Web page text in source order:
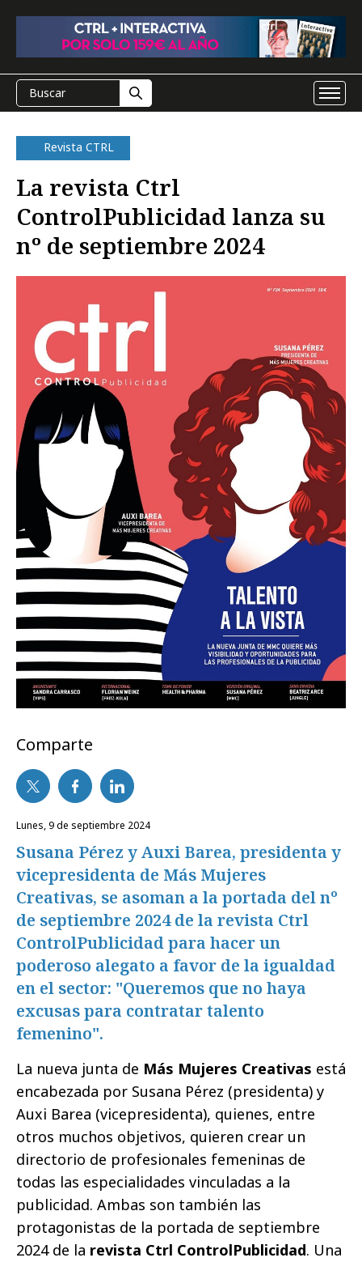
Revista CTRL
La revista Ctrl
ControlPublicidad lanza su
nº de septiembre 2024
Comparte
lunes, 9 de septiembre 2024
Susana Pérez y Auxi Barea, presidenta y
vicepresidenta de Más Mujeres
Creativas, se asoman a la portada del nº
de septiembre 2024 de la revista Ctrl
ControlPublicidad para hacer un
poderoso alegato a favor de la igualdad
en el sector: "Queremos que no haya
excusas para contratar talento
femenino".
La nueva junta de Más Mujeres Creativas está
encabezada por Susana Pérez (presidenta) y
Auxi Barea (vicepresidenta), quienes, entre
otros muchos objetivos, quieren crear un
directorio de profesionales femeninas de
todas las especialidades vinculadas a la
publicidad. Ambas son también las
protagonistas de la portada de septiembre
2024 de la revista Ctrl ControlPublicidad. Una